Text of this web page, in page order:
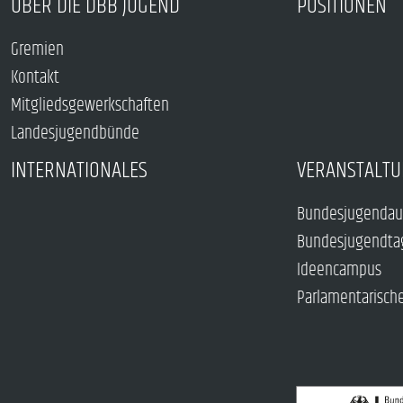
Gremien
Kontakt
Mitgliedsgewerkschaften
Landesjugendbünde
INTERNATIONALES
Ideencampus